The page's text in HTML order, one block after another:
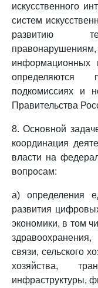
искусственного
систем
развитию
информационных
определяются
подкомиссиях и
Правительства
8. Основной
координация
власти на
вопросам:
а) определения
развития
экономики, в том
связи, сельского
хозяйства,
инфраструктуры,